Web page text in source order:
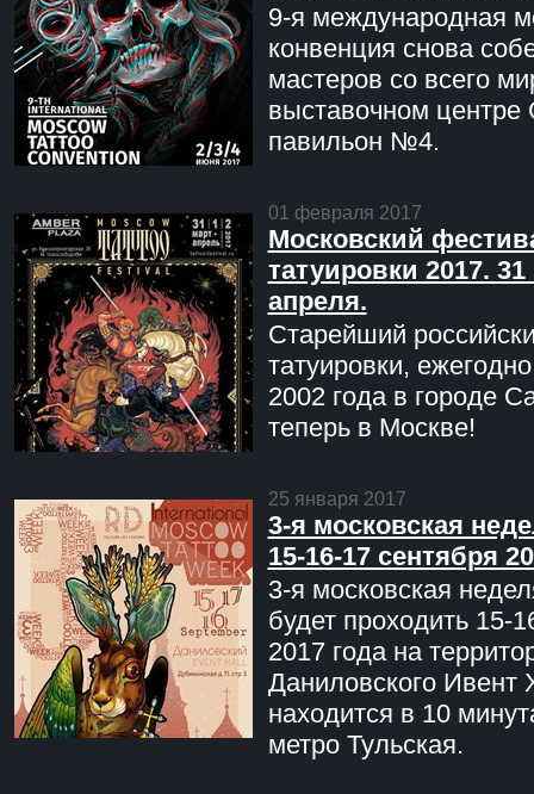
9-я международная
конвенция снова
мастеров со всего
выставочном центре
павильон №4.
01 февраля 2017
Московский
татуировки 2017. 31
апреля.
Старейший
татуировки,
2002 года в городе
теперь в Москве!
25 января 2017
3-я московская
15-16-17 сентября
3-я московская
будет проходить 15-
2017 года на
Даниловского Ивент
находится в 10
метро Тульская.